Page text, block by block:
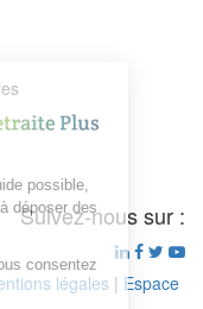
Suivez-nous sur :
légales | Espace